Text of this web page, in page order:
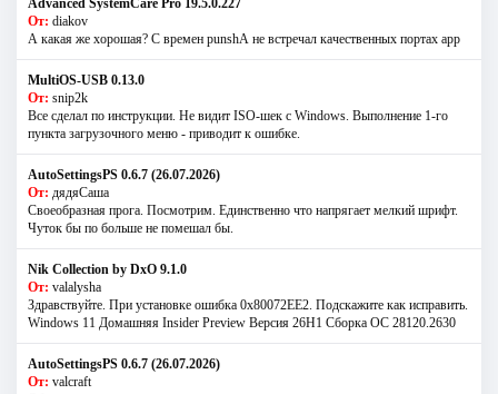
Advanced SystemCare Pro 19.5.0.227
От: diakov
А какая же хорошая? С времен punshА не встречал качественных портах app
MultiOS-USB 0.13.0
От: snip2k
Все сделал по инструкции. Не видит ISO-шек с Windows. Выполнение 1-го
пункта загрузочного меню - приводит к ошибке.
AutoSettingsPS 0.6.7 (26.07.2026)
От: дядяСаша
Своеобразная прога. Посмотрим. Единственно что напрягает мелкий шрифт.
Чуток бы по больше не помешал бы.
Nik Collection by DxO 9.1.0
От: valalysha
Здравствуйте. При установке ошибка 0х80072EE2. Подскажите как исправить.
Windows 11 Домашняя Insider Preview Версия 26H1 Сборка ОС 28120.2630
AutoSettingsPS 0.6.7 (26.07.2026)
От: valcraft